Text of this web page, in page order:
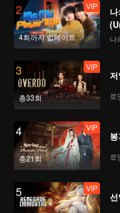
2
4회까지 업데이트
VIP
나
3
총33회
VIP
로
4
총21회
VIP
로
5 VIP
선